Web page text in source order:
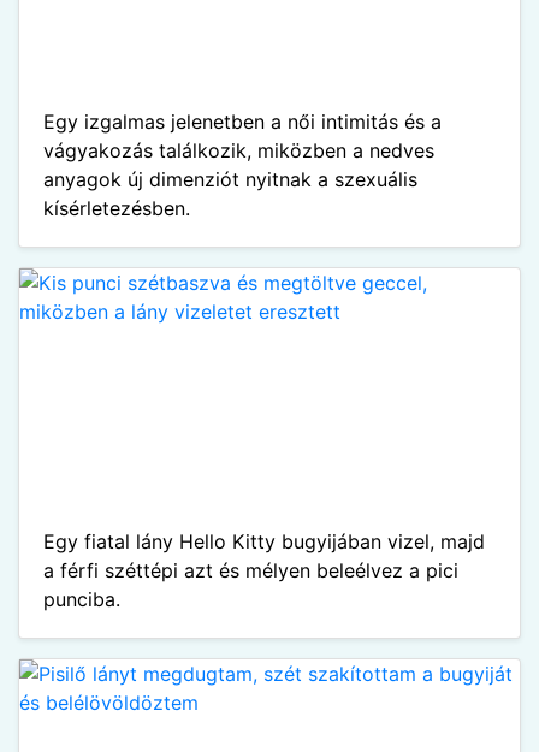
Egy izgalmas jelenetben a női intimitás és a
vágyakozás találkozik, miközben a nedves
anyagok új dimenziót nyitnak a szexuális
kísérletezésben.
Egy fiatal lány Hello Kitty bugyijában vizel, majd
a férfi széttépi azt és mélyen beleélvez a pici
punciba.